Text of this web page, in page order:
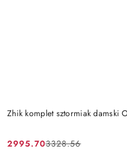
Zhik komplet sztormiak damski
Cena
2995.70
Cena
3328.56